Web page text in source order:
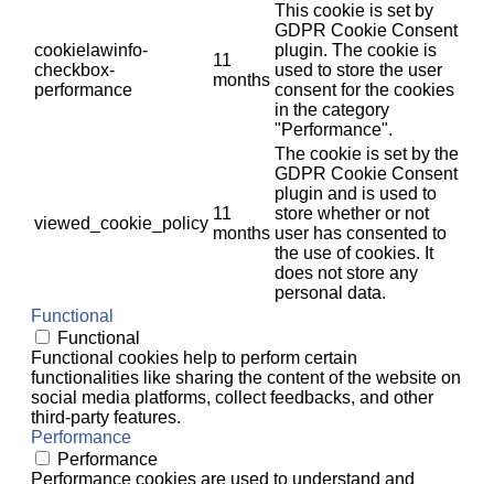
cookielawinfo-
checkbox-
performance
11
months
This cookie is set by
GDPR Cookie Consent
plugin. The cookie is
used to store the user
consent for the cookies
in the category
"Performance".
viewed_cookie_policy
11
months
The cookie is set by the
GDPR Cookie Consent
plugin and is used to
store whether or not
user has consented to
the use of cookies. It
does not store any
personal data.
Functional
Functional
Functional cookies help to perform certain
functionalities like sharing the content of the website on
social media platforms, collect feedbacks, and other
third-party features.
Performance
Performance
Performance cookies are used to understand and